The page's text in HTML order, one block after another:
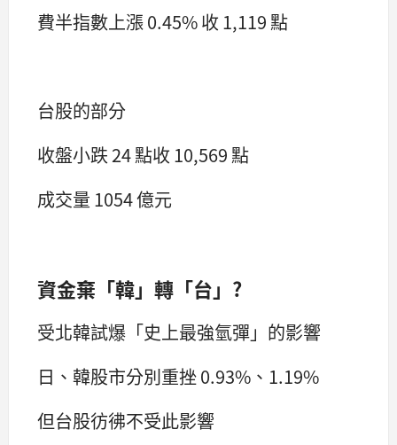
費半指數上漲 0.45% 收 1,119 點
台股的部分
收盤小跌 24 點收 10,569 點
成交量 1054 億元
資金棄「韓」轉「台」?
受北韓試爆「史上最強氫彈」的影響
日、韓股市分別重挫 0.93%、1.19%
但台股彷彿不受此影響